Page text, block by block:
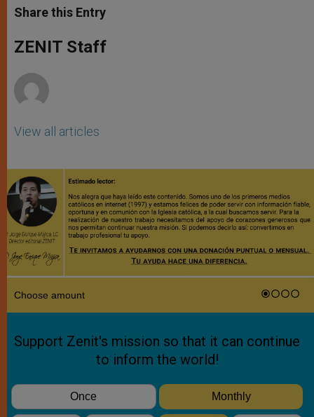
t
s
p
p
s
e
g
e
e
b
o
k
Share this Entry
ZENIT Staff
View all articles